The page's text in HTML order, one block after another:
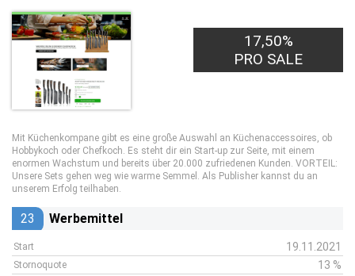
17,50%
PRO SALE
Mit Küchenkompane gibt es eine große Auswahl an Küchenaccessoires, ob
Hobbykoch oder Chefkoch. Es steht dir ein Start-up zur Seite, mit einem
enormen Wachstum und bereits über 20.000 zufriedenen Kunden. VORTEIL:
Unsere Sets gehen weg wie warme Semmel. Als Publisher kannst du an
unserem Erfolg teilhaben.
23 Werbemittel
Start 19.11.2021
Stornoquote 13 %